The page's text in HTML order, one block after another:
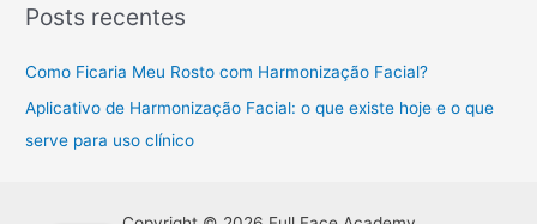
Posts recentes
Como Ficaria Meu Rosto com Harmonização Facial?
Aplicativo de Harmonização Facial: o que existe hoje e o que
serve para uso clínico